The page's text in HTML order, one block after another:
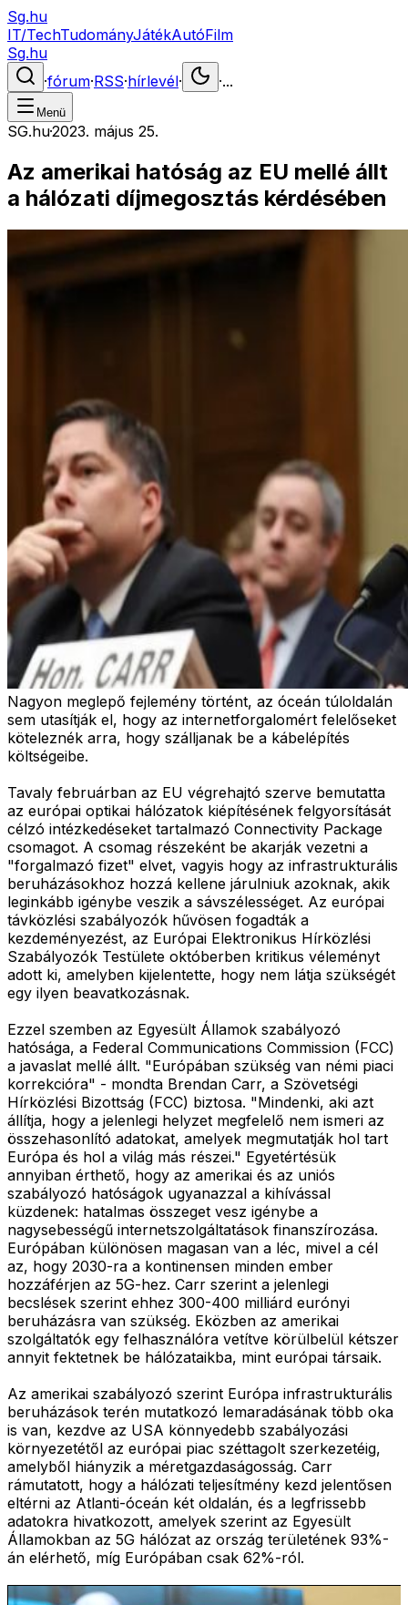
Sg.hu
IT/TechTudományJátékAutóFilm
Sg.hu
·fórum·RSS·hírlevél· ·...
Menü
SG.hu·2023. május 25.
Az amerikai hatóság az EU mellé állt
a hálózati díjmegosztás kérdésében
Nagyon meglepő fejlemény történt, az óceán túloldalán
sem utasítják el, hogy az internetforgalomért felelőseket
köteleznék arra, hogy szálljanak be a kábelépítés
költségeibe.
Tavaly februárban az EU végrehajtó szerve bemutatta
az európai optikai hálózatok kiépítésének felgyorsítását
célzó intézkedéseket tartalmazó Connectivity Package
csomagot. A csomag részeként be akarják vezetni a
"forgalmazó fizet" elvet, vagyis hogy az infrastrukturális
beruházásokhoz hozzá kellene járulniuk azoknak, akik
leginkább igénybe veszik a sávszélességet. Az európai
távközlési szabályozók hűvösen fogadták a
kezdeményezést, az Európai Elektronikus Hírközlési
Szabályozók Testülete októberben kritikus véleményt
adott ki, amelyben kijelentette, hogy nem látja szükségét
egy ilyen beavatkozásnak.
Ezzel szemben az Egyesült Államok szabályozó
hatósága, a Federal Communications Commission (FCC)
a javaslat mellé állt. "Európában szükség van némi piaci
korrekcióra" - mondta Brendan Carr, a Szövetségi
Hírközlési Bizottság (FCC) biztosa. "Mindenki, aki azt
állítja, hogy a jelenlegi helyzet megfelelő nem ismeri az
összehasonlító adatokat, amelyek megmutatják hol tart
Európa és hol a világ más részei." Egyetértésük
annyiban érthető, hogy az amerikai és az uniós
szabályozó hatóságok ugyanazzal a kihívással
küzdenek: hatalmas összeget vesz igénybe a
nagysebességű internetszolgáltatások finanszírozása.
Európában különösen magasan van a léc, mivel a cél
az, hogy 2030-ra a kontinensen minden ember
hozzáférjen az 5G-hez. Carr szerint a jelenlegi
becslések szerint ehhez 300-400 milliárd eurónyi
beruházásra van szükség. Eközben az amerikai
szolgáltatók egy felhasználóra vetítve körülbelül kétszer
annyit fektetnek be hálózataikba, mint európai társaik.
Az amerikai szabályozó szerint Európa infrastrukturális
beruházások terén mutatkozó lemaradásának több oka
is van, kezdve az USA könnyedebb szabályozási
környezetétől az európai piac széttagolt szerkezetéig,
amelyből hiányzik a méretgazdaságosság. Carr
rámutatott, hogy a hálózati teljesítmény kezd jelentősen
eltérni az Atlanti-óceán két oldalán, és a legfrissebb
adatokra hivatkozott, amelyek szerint az Egyesült
Államokban az 5G hálózat az ország területének 93%-
án elérhető, míg Európában csak 62%-ról.